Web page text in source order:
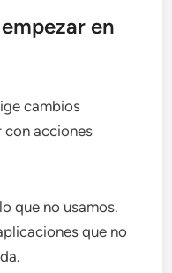
en
cambios
con acciones
que no usamos.
que no